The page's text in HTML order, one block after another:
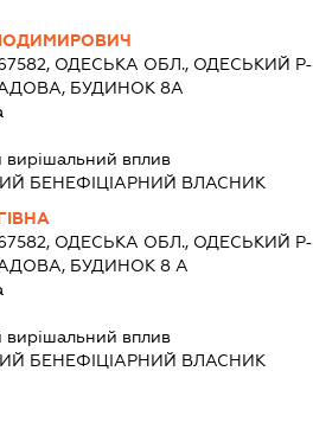
ОДЕСЬКА ОБЛ., ОДЕСЬКИЙ Р-
БУДИНОК 8А
вплив
БЕНЕФІЦІАРНИЙ ВЛАСНИК
ОДЕСЬКА ОБЛ., ОДЕСЬКИЙ Р-
БУДИНОК 8 А
вплив
БЕНЕФІЦІАРНИЙ ВЛАСНИК